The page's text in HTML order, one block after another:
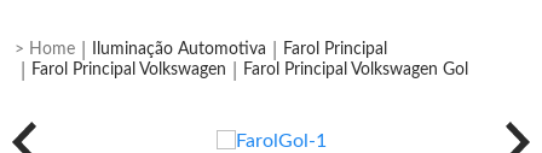
Iluminação Automotiva
Farol Principal
Farol Principal Volkswagen
Farol Principal Volkswagen Gol